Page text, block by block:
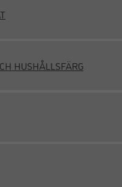
HUSHÅLLSFÄRG